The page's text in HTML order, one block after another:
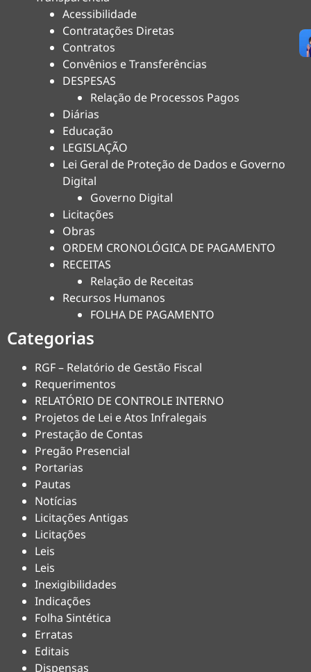
Acessibilidade
Contratações Diretas
Contratos
Convênios e Transferências
DESPESAS
Relação de Processos Pagos
Diárias
Educação
LEGISLAÇÃO
Lei Geral de Proteção de Dados e Governo
Digital
Governo Digital
Licitações
Obras
ORDEM CRONOLÓGICA DE PAGAMENTO
RECEITAS
Relação de Receitas
Recursos Humanos
FOLHA DE PAGAMENTO
Categorias
RGF – Relatório de Gestão Fiscal
Requerimentos
RELATÓRIO DE CONTROLE INTERNO
Projetos de Lei e Atos Infralegais
Prestação de Contas
Pregão Presencial
Portarias
Pautas
Notícias
Licitações Antigas
Licitações
Leis
Leis
Inexigibilidades
Indicações
Folha Sintética
Erratas
Editais
Dispensas